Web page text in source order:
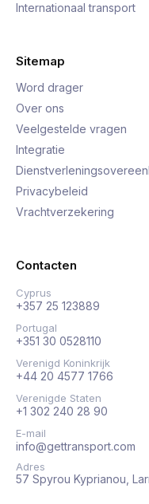
Internationaal transport
Sitemap
Word drager
Over ons
Veelgestelde vragen
Integratie
Privacybeleid
Vrachtverzekering
Contacten
Cyprus
+357 25 123889
Portugal
+351 30 0528110
Verenigd Koninkrijk
+44 20 4577 1766
Verenigde Staten
+1 302 240 28 90
E-mail
info@gettransport.com
Adres
57 Spyrou Kyprianou,